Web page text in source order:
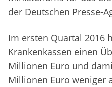
der Deutschen Presse-
Im ersten Quartal 2016
Krankenkassen einen
Millionen Euro und
Millionen Euro weniger